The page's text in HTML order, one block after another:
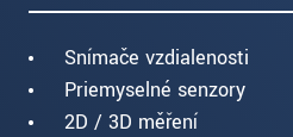
Snímače vzdialenosti
Priemyselné senzory
2D / 3D měření